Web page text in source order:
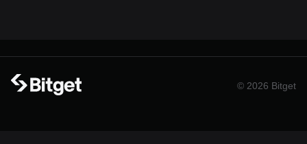
© 2026 Bitget